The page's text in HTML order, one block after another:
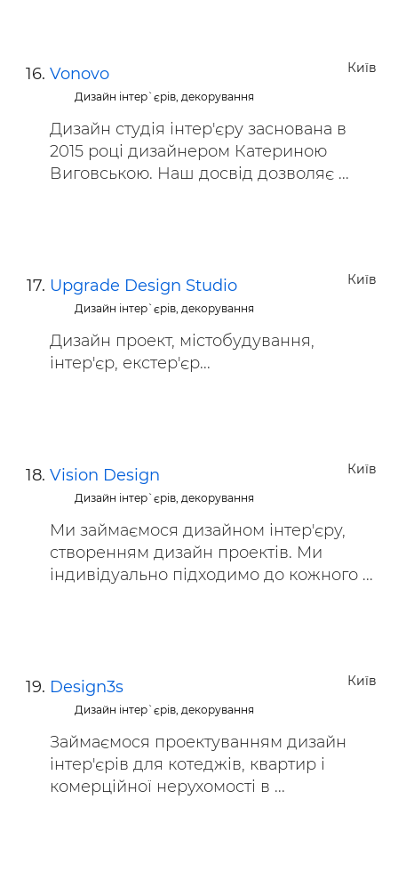
Київ
Vonovo
Дизайн інтер`єрів, декорування
Дизайн студія інтер'єру заснована в
2015 році дизайнером Катериною
Виговською. Наш досвід дозволяє ...
Київ
Upgrade Design Studio
Дизайн інтер`єрів, декорування
Дизайн проект, містобудування,
інтер'єр, екстер'єр...
Київ
Vision Design
Дизайн інтер`єрів, декорування
Ми займаємося дизайном інтер'єру,
створенням дизайн проектів. Ми
індивідуально підходимо до кожного ...
Київ
Design3s
Дизайн інтер`єрів, декорування
Займаємося проектуванням дизайн
інтер'єрів для котеджів, квартир і
комерційної нерухомості в ...